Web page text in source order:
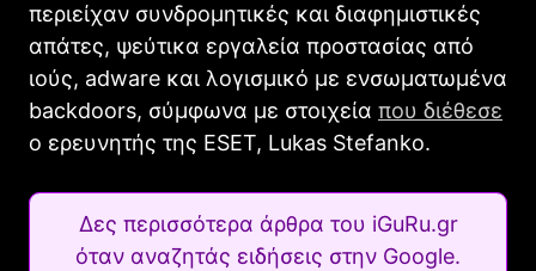
περιείχαν συνδρομητικές και διαφημιστικές
απάτες, ψεύτικα εργαλεία προστασίας από
ιούς, adware και λογισμικό με ενσωματωμένα
backdoors, σύμφωνα με στοιχεία που διέθεσε
ο ερευνητής της ESET, Lukas Stefanko.
Δες περισσότερα άρθρα του iGuRu.gr
όταν αναζητάς ειδήσεις στην Google.